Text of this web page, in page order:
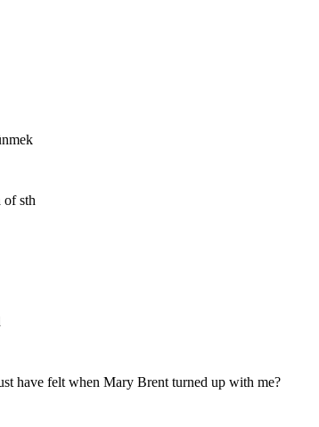
of sth
have felt when Mary Brent turned up with me?